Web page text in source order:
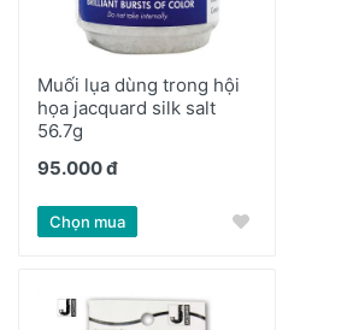
Muối lụa dùng trong hội
họa jacquard silk salt
56.7g
95.000 đ
Chọn mua